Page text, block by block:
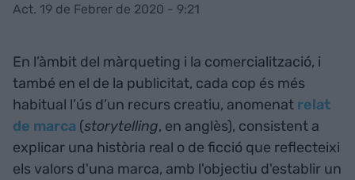
Act. 19 de Febrer de 2020 - 9:21
En l’àmbit del màrqueting i la comercialització, i
també en el de la publicitat, cada cop és més
habitual l’ús d’un recurs creatiu, anomenat relat
de marca (storytelling, en anglès), consistent a
explicar una història real o de ficció que reflecteixi
els valors d'una marca, amb l'objectiu d'establir un